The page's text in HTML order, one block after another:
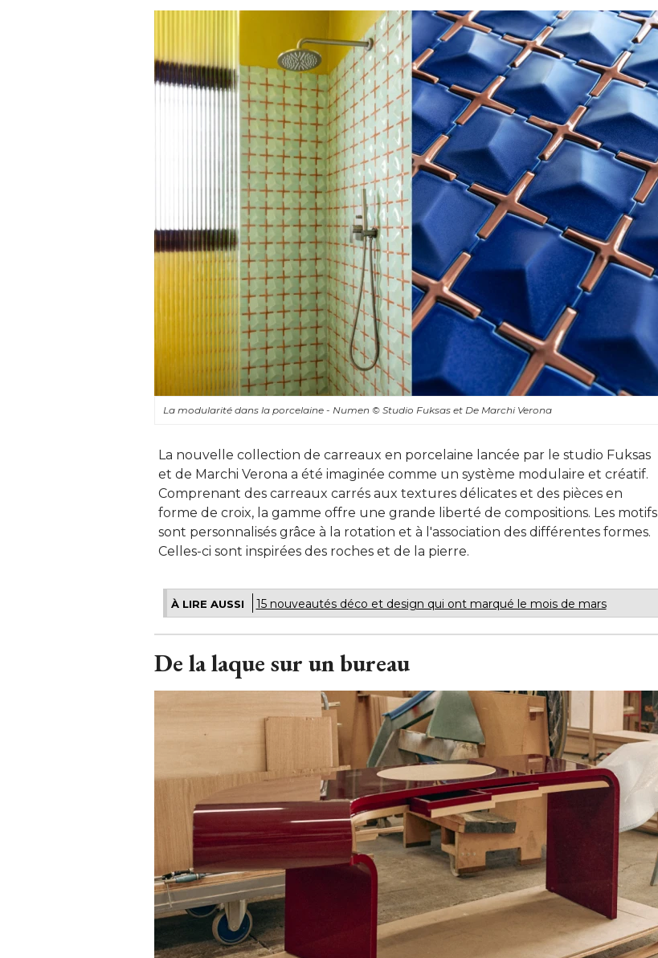
La modularité dans la porcelaine - Numen© Studio Fuksas et De Marchi Verona
La nouvelle collection de carreaux en porcelaine lancée par le studio Fuksas
et de Marchi Verona a été imaginée comme un système modulaire et créatif.
Comprenant des carreaux carrés aux textures délicates et des pièces en
forme de croix, la gamme offre une grande liberté de compositions. Les motifs
sont personnalisés grâce à la rotation et à l'association des différentes formes.
Celles-ci sont inspirées des roches et de la pierre.
À LIRE AUSSI 15 nouveautés déco et design qui ont marqué le mois de mars
De la laque sur un bureau